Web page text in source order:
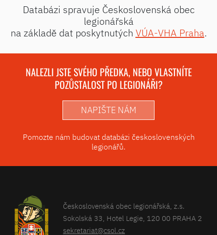
Databázi spravuje Československá obec
legionářská
na základě dat poskytnutých VÚA-VHA Praha.
NALEZLI JSTE SVÉHO PŘEDKA, NEBO VLASTNÍTE
POZŮSTALOST PO LEGIONÁŘI?
NAPIŠTE NÁM
Pomozte nám budovat databázi československých
legionářů.
Československá obec legionářská, z.s.
Sokolská 33, Hotel Legie, 120 00 PRAHA 2
sekretariat@csol.cz